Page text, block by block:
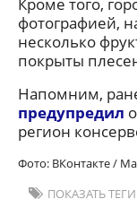
фотографией,
несколько
покрыты
Напомним,
предупредил
регион
Фото: ВКонтакте /
ПОКАЗАТЬ ТЕГИ